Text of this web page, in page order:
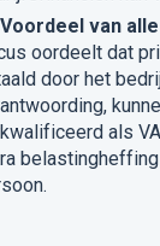
Voordeel van
oordeelt dat
door het
als